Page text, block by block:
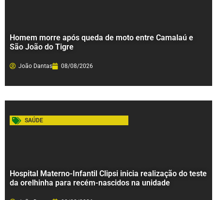
Homem morre após queda de moto entre Camalaú e
São João do Tigre
João Dantas 08/08/2026
SAÚDE
Hospital Materno-Infantil Clipsi inicia realização do teste
da orelhinha para recém-nascidos na unidade